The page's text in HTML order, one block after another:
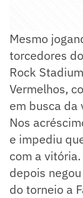
Mesmo
torcedores
Rock
Vermelhos,
em busca da
Nos
e impediu
com a
depois
do torneio a